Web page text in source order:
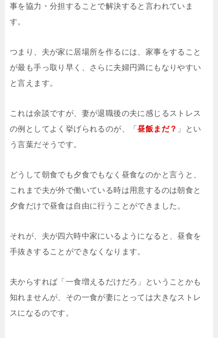
事を協力・分担することで解決すると言われていま
す。
つまり、夫が家に居場所を作るには、家事をすること
が最も手っ取り早く、さらに夫婦円満にもなりやすい
と言えます。
これは余談ですが、妻が退職後の夫に感じるストレス
の例としてよく挙げられるのが、「昼飯まだ？ 」とい
う言葉だそうです。
どうして朝食でも夕食でもなく昼食なのかと言うと、
これまで夫が外で働いている時は用意するのは朝食と
夕食だけで昼食は自由に行うことができました。
それが、夫が四六時中家にいるようになると、昼食を
手抜きすることができなくなります。
夫からすれば「一食増えるだけだろ」ということかも
知れませんが、その一食が妻にとっては大きなストレ
スになるのです。